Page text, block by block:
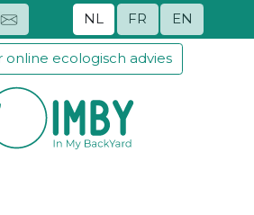
NL FR EN
online ecologisch advies